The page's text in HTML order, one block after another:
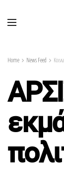
Home News Feed